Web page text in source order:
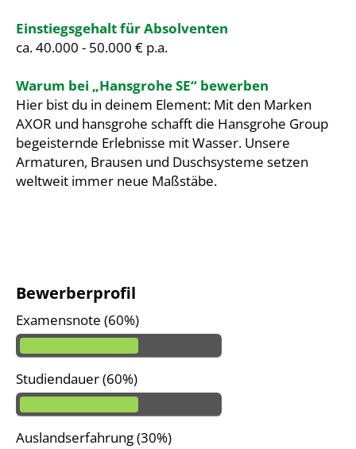
Einstiegsgehalt für Absolventen
ca. 40.000 - 50.000 € p.a.
Warum bei „Hansgrohe SE“ bewerben
Hier bist du in deinem Element: Mit den Marken
AXOR und hansgrohe schafft die Hansgrohe Group
begeisternde Erlebnisse mit Wasser. Unsere
Armaturen, Brausen und Duschsysteme setzen
weltweit immer neue Maßstäbe.
Bewerberprofil
Examensnote (60%)
Studiendauer (60%)
Auslandserfahrung (30%)